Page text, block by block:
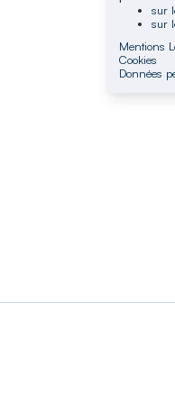
sur
sur
Mentions
Cookies
Données